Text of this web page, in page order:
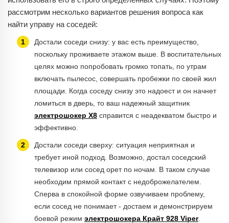
рассмотрим несколько вариантов решения вопроса как
найти управу на соседей:
Достали соседи снизу: у вас есть преимущество,
поскольку проживаете этажом выше. В воспитательных
целях можно попробовать громко топать, по утрам
включать пылесос, совершать пробежки по своей жил
площади. Когда соседу снизу это надоест и он начнет
ломиться в дверь, то ваш надежный защитник
электрошокер Х8 справится с неадекватом быстро и
эффективно.
Достали соседи сверху: ситуация неприятная и
требует иной подход. Возможно, достал соседский
телевизор или сосед орет по ночам. В таком случае
необходим прямой контакт с недоброжелателем.
Сперва в спокойной форме озвучиваем проблему,
если сосед не понимает - достаем и демонстрируем
боевой режим электрошокера Крайт 928 Viper.